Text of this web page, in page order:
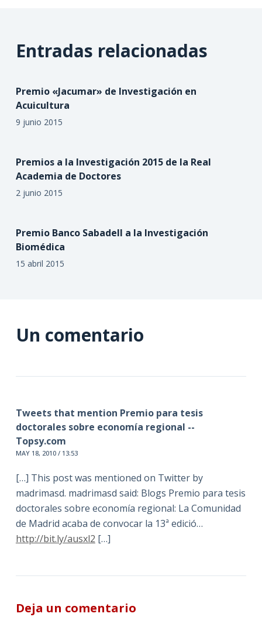
Entradas relacionadas
Premio «Jacumar» de Investigación en
Acuicultura
9 junio 2015
Premios a la Investigación 2015 de la Real
Academia de Doctores
2 junio 2015
Premio Banco Sabadell a la Investigación
Biomédica
15 abril 2015
Un comentario
Tweets that mention Premio para tesis
doctorales sobre economía regional --
Topsy.com
MAY 18, 2010 / 13:53
[…] This post was mentioned on Twitter by
madrimasd. madrimasd said: Blogs Premio para tesis
doctorales sobre economía regional: La Comunidad
de Madrid acaba de convocar la 13ª edició…
http://bit.ly/ausxl2 […]
Deja un comentario